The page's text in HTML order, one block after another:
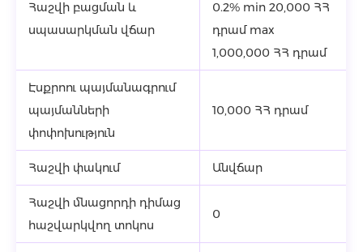
Հաշվի բացման և
սպասարկման վճար
0.2% min 20,000 ՀՀ
դրամ max
1,000,000 ՀՀ դրամ
Էսքրոու պայմանագրում
պայմանների
փոփոխություն
10,000 ՀՀ դրամ
Հաշվի փակում Անվճար
Հաշվի մնացորդի դիմաց
հաշվարկվող տոկոս
0